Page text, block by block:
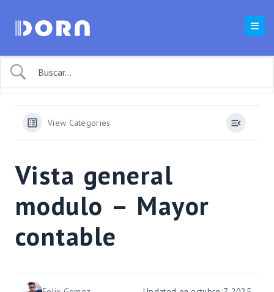
View Categories
Vista general
modulo – Mayor
contable